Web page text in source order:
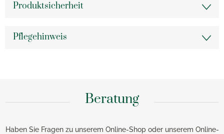
Produktsicherheit
Pflegehinweis
Beratung
Haben Sie Fragen zu unserem Online-Shop oder unserem Online-